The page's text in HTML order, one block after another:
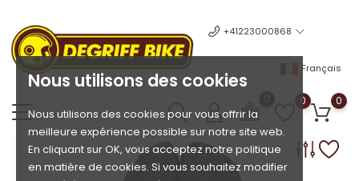
Nous utilisons des cookies
Nous utilisons des cookies pour vous offrir la
meilleure expérience possible sur notre site web.
En cliquant sur OK, vous acceptez notre politique
en matière de cookies. Si vous souhaitez modifier
+41223000868
Français
0 0